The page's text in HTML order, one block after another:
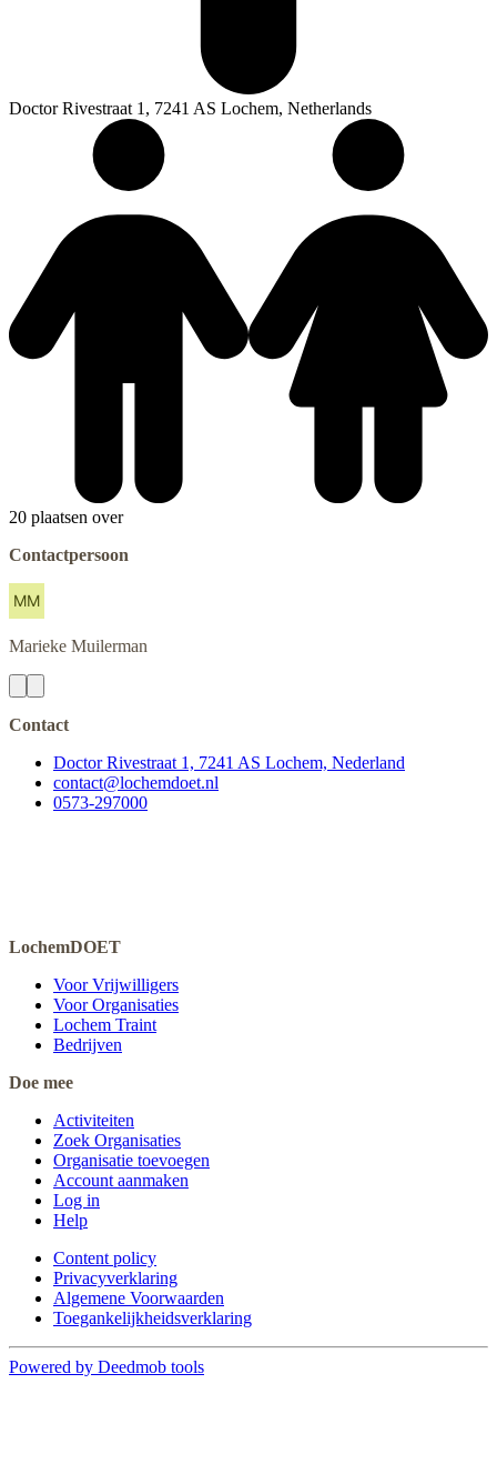
Doctor Rivestraat 1, 7241 AS Lochem, Netherlands
20 plaatsen over
Contactpersoon
Marieke Muilerman
Contact
Doctor Rivestraat 1, 7241 AS Lochem, Nederland
contact@lochemdoet.nl
0573-297000
LochemDOET
Voor Vrijwilligers
Voor Organisaties
Lochem Traint
Bedrijven
Doe mee
Activiteiten
Zoek Organisaties
Organisatie toevoegen
Account aanmaken
Log in
Help
Content policy
Privacyverklaring
Algemene Voorwaarden
Toegankelijkheidsverklaring
Powered by Deedmob tools